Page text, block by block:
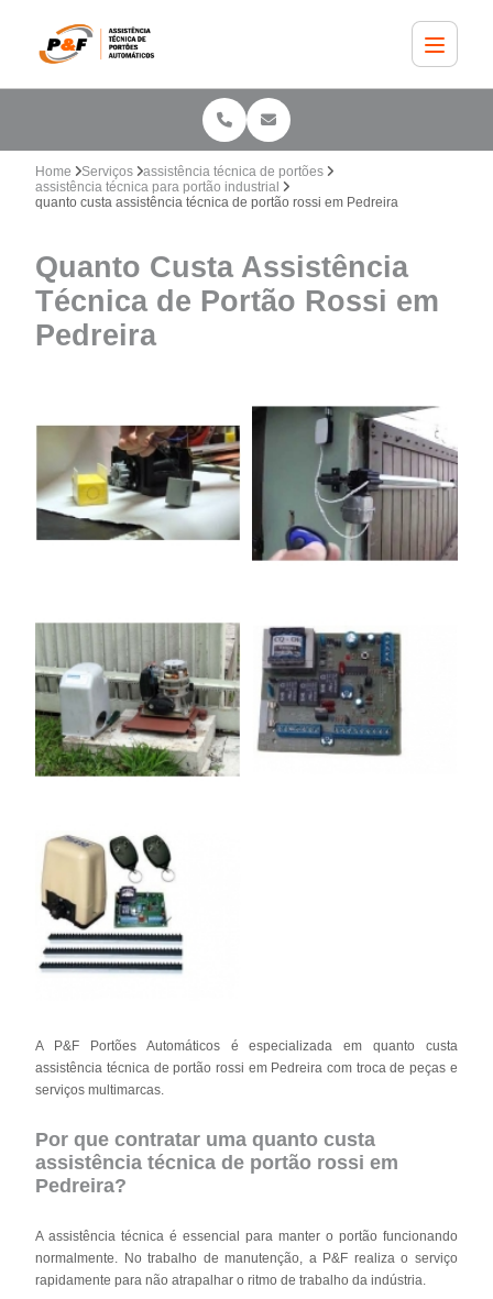
Home Serviços
assistência técnica de portões
assistência técnica para portão industrial
quanto custa assistência técnica de portão rossi em Pedreira
Quanto Custa Assistência
Técnica de Portão Rossi em
Pedreira
A P&F Portões Automáticos é especializada em quanto custa
assistência técnica de portão rossi em Pedreira com troca de peças e
serviços multimarcas.
Por que contratar uma quanto custa
assistência técnica de portão rossi em
Pedreira?
A assistência técnica é essencial para manter o portão funcionando
normalmente. No trabalho de manutenção, a P&F realiza o serviço
rapidamente para não atrapalhar o ritmo de trabalho da indústria.